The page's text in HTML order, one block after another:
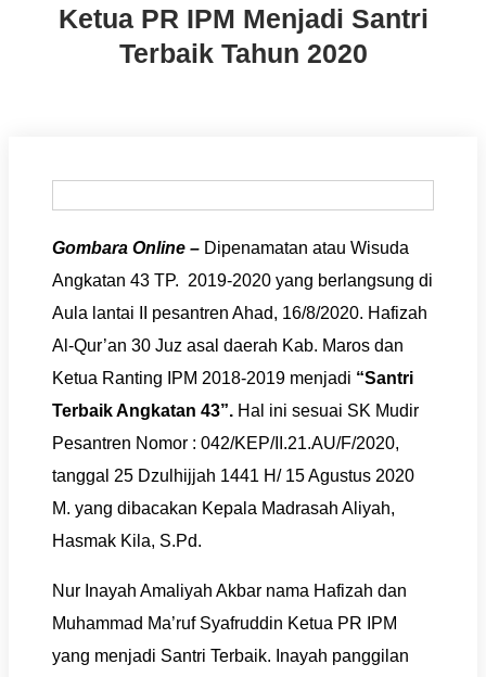
Ketua PR IPM Menjadi Santri
Terbaik Tahun 2020
Gombara Online – Dipenamatan atau Wisuda
Angkatan 43 TP. 2019-2020 yang berlangsung di
Aula lantai II pesantren Ahad, 16/8/2020. Hafizah
Al-Qur’an 30 Juz asal daerah Kab. Maros dan
Ketua Ranting IPM 2018-2019 menjadi “Santri
Terbaik Angkatan 43”. Hal ini sesuai SK Mudir
Pesantren Nomor : 042/KEP/II.21.AU/F/2020,
tanggal 25 Dzulhijjah 1441 H/ 15 Agustus 2020
M. yang dibacakan Kepala Madrasah Aliyah,
Hasmak Kila, S.Pd.
Nur Inayah Amaliyah Akbar nama Hafizah dan
Muhammad Ma’ruf Syafruddin Ketua PR IPM
yang menjadi Santri Terbaik. Inayah panggilan